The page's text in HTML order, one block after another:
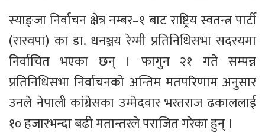
स्याङ्जा निर्वाचन क्षेत्र नम्बर–१ बाट राष्ट्रिय स्वतन्त्र पार्टी
(रास्वपा) का डा. धनञ्जय रेग्मी प्रतिनिधिसभा सदस्यमा
निर्वाचित भएका छन् । फागुन २१ गते सम्पन्न
प्रतिनिधिसभा निर्वाचनको अन्तिम मतपरिणाम अनुसार
उनले नेपाली कांग्रेसका उम्मेदवार भरतराज ढकाललाई
१० हजारभन्दा बढी मतान्तरले पराजित गरेका हुन् ।